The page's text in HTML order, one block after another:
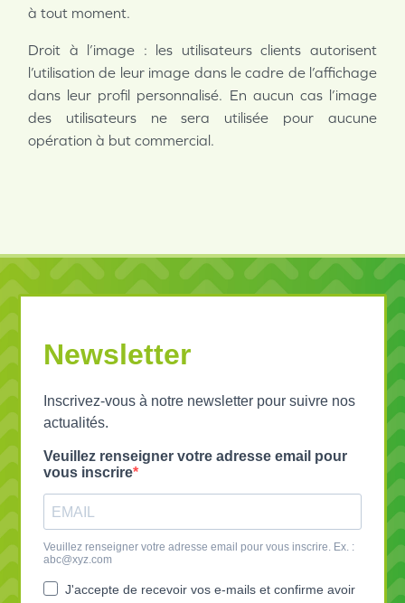
à tout moment.
Droit à l’image : les utilisateurs clients autorisent
l’utilisation de leur image dans le cadre de l’affichage
dans leur profil personnalisé. En aucun cas l’image
des utilisateurs ne sera utilisée pour aucune
opération à but commercial.